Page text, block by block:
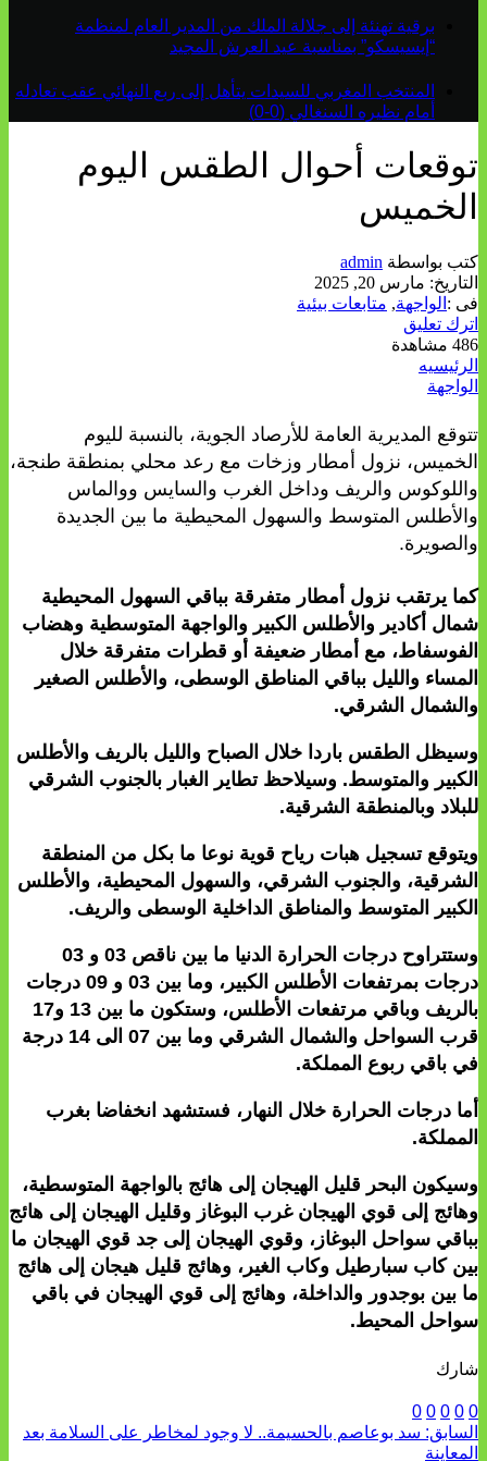
برقية تهنئة إلى جلالة الملك من المدير العام لمنظمة
“إيسيسكو” بمناسبة عيد العرش المجيد
المنتخب المغربي للسيدات يتأهل إلى ربع النهائي عقب تعادله
أمام نظيره السنغالي (0-0)
توقعات أحوال الطقس اليوم
الخميس
كتب بواسطة admin
التاريخ: مارس 20, 2025
فى : الواجهة, متابعات بيئية
اترك تعليق
486 مشاهدة
الرئيسيه
الواجهة
تتوقع المديرية العامة للأرصاد الجوية، بالنسبة لليوم
الخميس، نزول أمطار وزخات مع رعد محلي بمنطقة طنجة،
واللوكوس والريف وداخل الغرب والسايس ووالماس
والأطلس المتوسط والسهول المحيطية ما بين الجديدة
والصويرة.
كما يرتقب نزول أمطار متفرقة بباقي السهول المحيطية
شمال أكادير والأطلس الكبير والواجهة المتوسطية وهضاب
الفوسفاط، مع أمطار ضعيفة أو قطرات متفرقة خلال
المساء والليل بباقي المناطق الوسطى، والأطلس الصغير
والشمال الشرقي.
وسيظل الطقس باردا خلال الصباح والليل بالريف والأطلس
الكبير والمتوسط. وسيلاحظ تطاير الغبار بالجنوب الشرقي
للبلاد وبالمنطقة الشرقية.
ويتوقع تسجيل هبات رياح قوية نوعا ما بكل من المنطقة
الشرقية، والجنوب الشرقي، والسهول المحيطية، والأطلس
الكبير المتوسط والمناطق الداخلية الوسطى والريف.
وستتراوح درجات الحرارة الدنيا ما بين ناقص 03 و 03
درجات بمرتفعات الأطلس الكبير، وما بين 03 و 09 درجات
بالريف وباقي مرتفعات الأطلس، وستكون ما بين 13 و17
قرب السواحل والشمال الشرقي وما بين 07 الى 14 درجة
في باقي ربوع المملكة.
أما درجات الحرارة خلال النهار، فستشهد انخفاضا بغرب
المملكة.
وسيكون البحر قليل الهيجان إلى هائج بالواجهة المتوسطية،
وهائج إلى قوي الهيجان غرب البوغاز وقليل الهيجان إلى هائج
بباقي سواحل البوغاز، وقوي الهيجان إلى جد قوي الهيجان ما
بين كاب سبارطيل وكاب الغير، وهائج قليل هيجان إلى هائج
ما بين بوجدور والداخلة، وهائج إلى قوي الهيجان في باقي
سواحل المحيط.
شارك
0
0
0
0
0
السابق: سد بوعاصم بالحسيمة.. لا وجود لمخاطر على السلامة بعد
المعاينة